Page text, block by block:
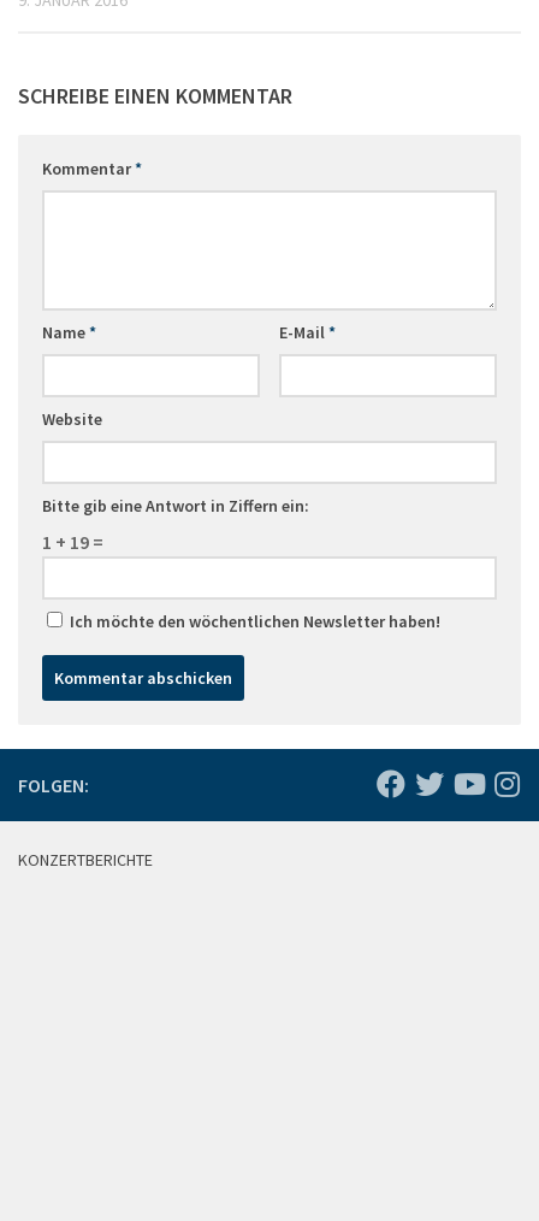
SCHREIBE EINEN KOMMENTAR
Kommentar*
Name* E-Mail*
Website
Bitte gib eine Antwort in Ziffern ein:
1 + 19 =
Ich möchte den wöchentlichen Newsletter haben!
FOLGEN:
KONZERTBERICHTE